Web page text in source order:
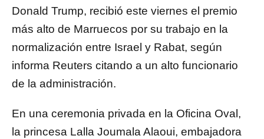
Donald Trump, recibió este viernes el premio
más alto de Marruecos por su trabajo en la
normalización entre Israel y Rabat, según
informa Reuters citando a un alto funcionario
de la administración.
En una ceremonia privada en la Oficina Oval,
la princesa Lalla Joumala Alaoui, embajadora